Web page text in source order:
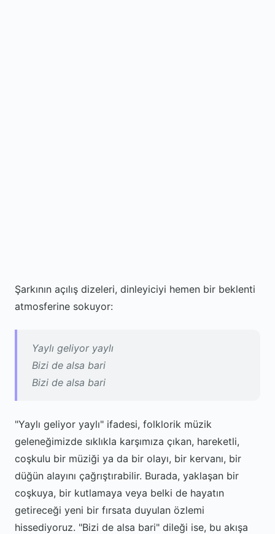
Şarkının açılış dizeleri, dinleyiciyi hemen bir beklenti
atmosferine sokuyor:
Yaylı geliyor yaylı
Bizi de alsa bari
Bizi de alsa bari
"Yaylı geliyor yaylı" ifadesi, folklorik müzik
geleneğimizde sıklıkla karşımıza çıkan, hareketli,
coşkulu bir müziği ya da bir olayı, bir kervanı, bir
düğün alayını çağrıştırabilir. Burada, yaklaşan bir
coşkuya, bir kutlamaya veya belki de hayatın
getireceği yeni bir fırsata duyulan özlemi
hissediyoruz. "Bizi de alsa bari" dileği ise, bu akışa